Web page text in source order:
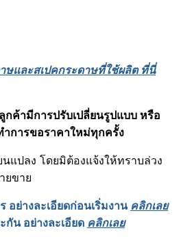
ษและสเปคกระดาษที่ใช้ผลิต ที่นี่
กค้ามีการปรับเปลี่ยนรูปแบบ หรือ
ำการขอราคาใหม่ทุกครั้ง
แปลง โดยมิต้องแจ้งให้ทราบล่วง
ยขาย
อย่างละเอียดก่อนเริ่มงาน คลิกเลย
กัน อย่างละเอียด คลิกเลย